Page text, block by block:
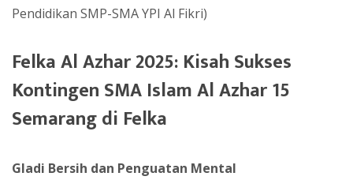
Pendidikan SMP-SMA YPI Al Fikri)
Felka Al Azhar 2025: Kisah Sukses
Kontingen SMA Islam Al Azhar 15
Semarang di Felka
Gladi Bersih dan Penguatan Mental